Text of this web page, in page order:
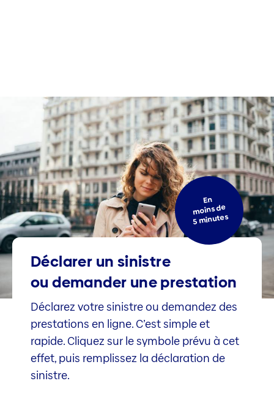
En
moins de
5 minutes
Déclarer un sinistre
ou demander une prestation
Déclarez votre sinistre ou demandez des
prestations en ligne. C’est simple et
rapide. Cliquez sur le symbole prévu à cet
effet, puis remplissez la déclaration de
sinistre.